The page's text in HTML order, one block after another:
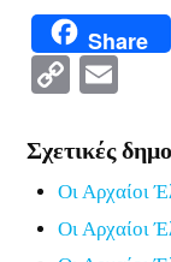
Share
Copy
Σχετικές
Οι Αρχαίοι
Οι Αρχαίοι